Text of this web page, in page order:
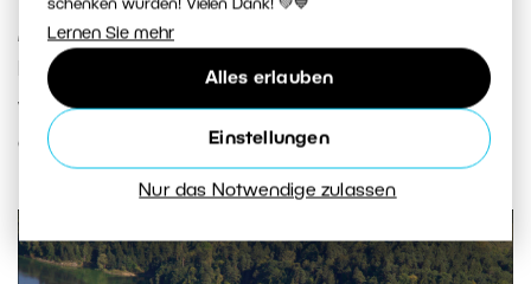
schenken würden! Vielen Dank! 💚💙
Lernen Sie mehr
Alles erlauben
Einstellungen
Nur das Notwendige zulassen
„landschaftlich“
Brennweite verlängern muss, mache ich sie noch
weiter zu. Je nach Flughöhe sind 30 – 70mm
ausreichend.